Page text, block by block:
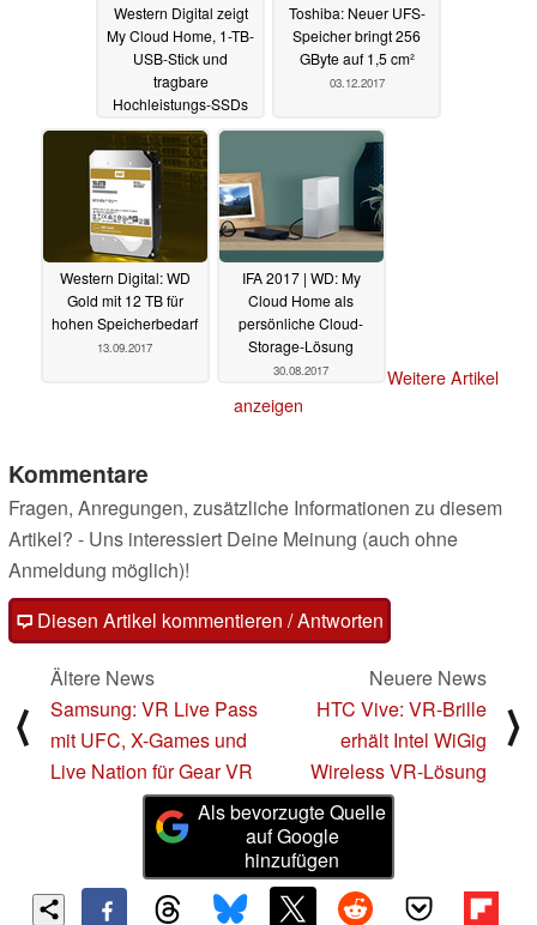
Western Digital zeigt
My Cloud Home, 1-TB-
USB-Stick und
tragbare
Hochleistungs-SSDs
09.01.2018
Toshiba: Neuer UFS-
Speicher bringt 256
GByte auf 1,5 cm²
03.12.2017
Western Digital: WD
Gold mit 12 TB für
hohen Speicherbedarf
13.09.2017
IFA 2017 | WD: My
Cloud Home als
persönliche Cloud-
Storage-Lösung
30.08.2017
Weitere Artikel
anzeigen
Kommentare
Fragen, Anregungen, zusätzliche Informationen zu diesem
Artikel? - Uns interessiert Deine Meinung (auch ohne
Anmeldung möglich)!
Diesen Artikel kommentieren / Antworten
⟨
Ältere News
Samsung: VR Live Pass
mit UFC, X-Games und
Live Nation für Gear VR
Neuere News
HTC Vive: VR-Brille
erhält Intel WiGig
Wireless VR-Lösung
⟩
Als bevorzugte Quelle
auf Google
hinzufügen